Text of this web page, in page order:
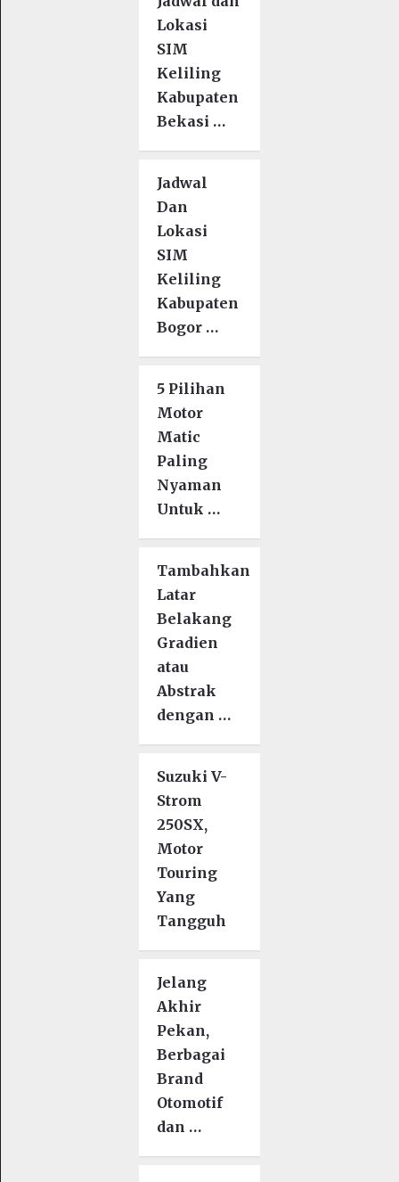
Lokasi
SIM
Keliling
Kabupaten
Bekasi …
Jadwal
Dan
Lokasi
SIM
Keliling
Kabupaten
Bogor …
5 Pilihan
Motor
Matic
Paling
Nyaman
Untuk …
Tambahkan
Latar
Belakang
Gradien
atau
Abstrak
dengan …
Suzuki V-
Strom
250SX,
Motor
Touring
Yang
Tangguh
Jelang
Akhir
Pekan,
Berbagai
Brand
Otomotif
dan …